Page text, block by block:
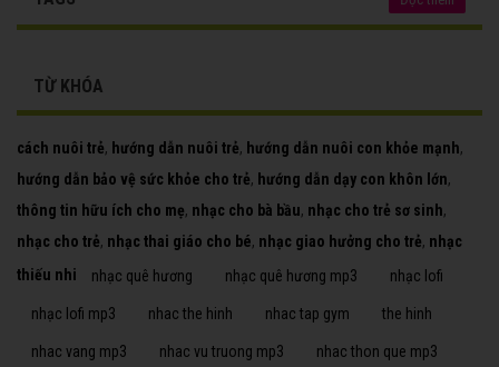
TỪ KHÓA
cách nuôi trẻ, hướng dẫn nuôi trẻ, hướng dẫn nuôi con khỏe mạnh,
hướng dẫn bảo vệ sức khỏe cho trẻ, hướng dẫn dạy con khôn lớn,
thông tin hữu ích cho mẹ, nhạc cho bà bầu, nhạc cho trẻ sơ sinh,
nhạc cho trẻ, nhạc thai giáo cho bé, nhạc giao hưởng cho trẻ, nhạc
thiếu nhi
nhạc quê hương nhạc quê hương mp3 nhạc lofi
nhạc lofi mp3 nhac the hinh nhac tap gym the hinh
nhac vang mp3 nhac vu truong mp3 nhac thon que mp3